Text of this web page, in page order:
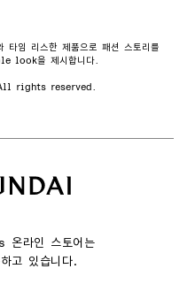
임 리스한 제품으로 패션 스토리를
look을 제시합니다.
rights reserved.
라인 스토어는
고 있습니다.